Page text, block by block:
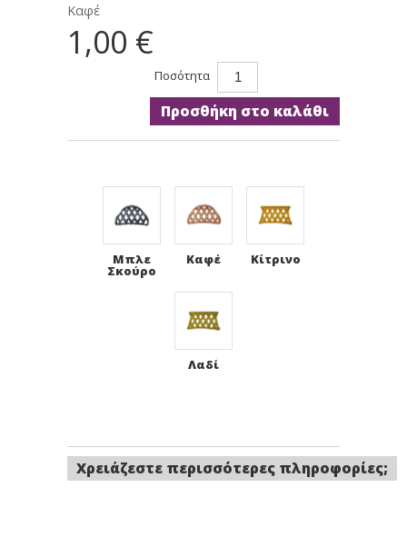
Καφέ
1,00 €
Ποσότητα
Προσθήκη στο καλάθι
Μπλε
Σκούρο
Καφέ Κίτρινο
Λαδί
Χρειάζεστε περισσότερες πληροφορίες;